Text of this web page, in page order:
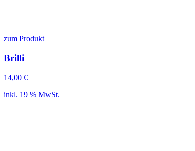
zum Produkt
Brilli
14,00 €
inkl. 19 % MwSt.